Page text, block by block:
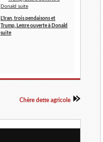
L'Iran, trois pendaisons et
Trump, Lettre ouverte à Donald
suite
Chère dette agricole